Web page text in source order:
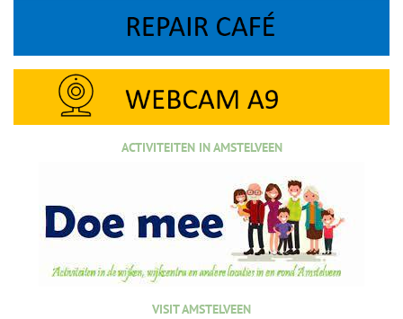
ACTIVITEITEN IN AMSTELVEEN
VISIT AMSTELVEEN